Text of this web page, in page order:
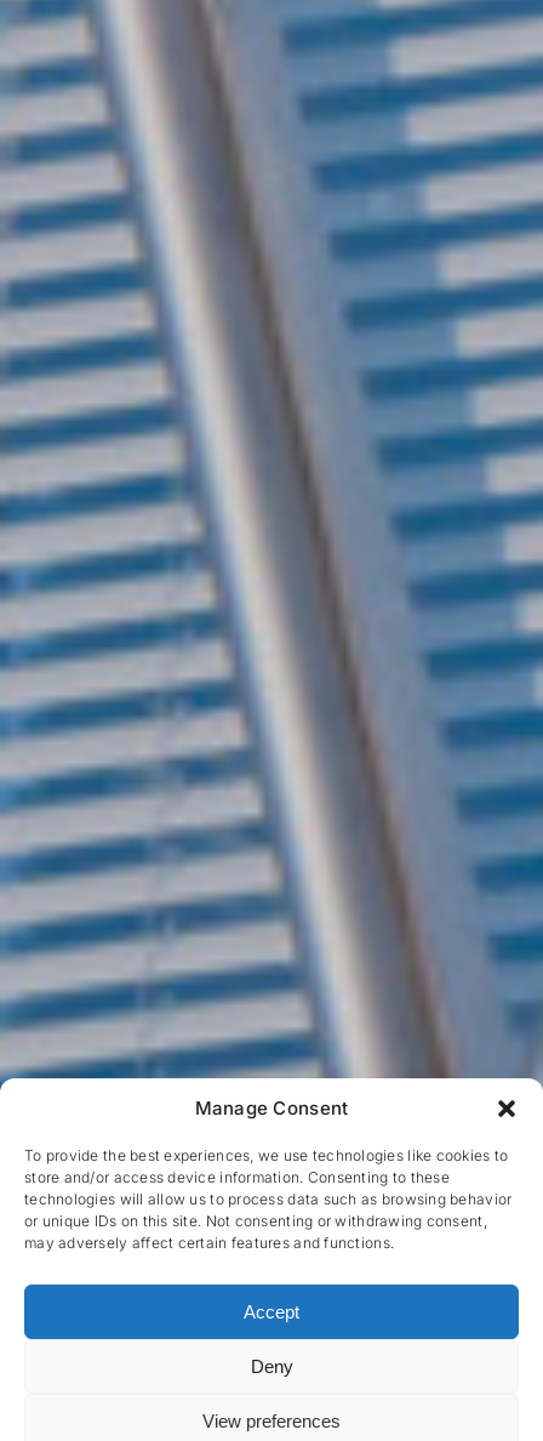
Manage Consent
To provide the best experiences, we use technologies like cookies to
store and/or access device information. Consenting to these
technologies will allow us to process data such as browsing behavior
or unique IDs on this site. Not consenting or withdrawing consent,
may adversely affect certain features and functions.
Accept
Deny
View preferences